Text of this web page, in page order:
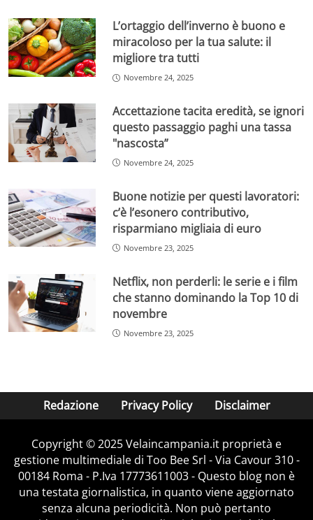
L’ortaggio dell’inverno è buono e
miracoloso per la tua salute: il
migliore tra tutti
Novembre 24, 2025
Accettazione tacita eredità, se ignori
questo passaggio paghi una tassa
"nascosta”
Novembre 24, 2025
Buone notizie per questi lavoratori:
c’è l’esonero contributivo,
risparmiano migliaia di euro
Novembre 23, 2025
Netflix, non perderli: le serie e i film
che stanno dominando la Top 10 di
novembre
Novembre 23, 2025
Redazione Privacy Policy Disclaimer
Copyright © 2025 Velaincampania.it proprietà e
gestione multimediale di Too Bee Srl - Via Cavour 310 -
00184 Roma - P.Iva 17773611003 - Questo blog non è
una testata giornalistica, in quanto viene aggiornato
senza alcuna periodicità. Non può pertanto